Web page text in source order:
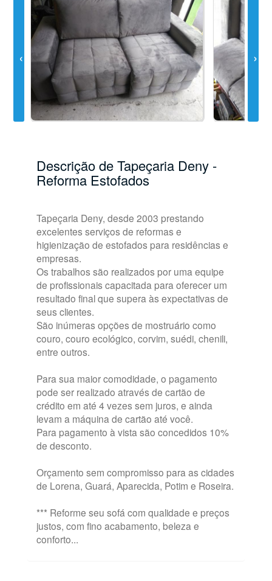
Descrição de Tapeçaria Deny -
Reforma Estofados
Tapeçaria Deny, desde 2003 prestando
excelentes serviços de reformas e
higienização de estofados para residências e
empresas.
Os trabalhos são realizados por uma equipe
de profissionais capacitada para oferecer um
resultado final que supera às expectativas de
seus clientes.
São inúmeras opções de mostruário como
couro, couro ecológico, corvim, suédi, chenili,
entre outros.
Para sua maior comodidade, o pagamento
pode ser realizado através de cartão de
crédito em até 4 vezes sem juros, e ainda
levam a máquina de cartão até você.
Para pagamento à vista são concedidos 10%
de desconto.
Orçamento sem compromisso para as cidades
de Lorena, Guará, Aparecida, Potim e Roseira.
*** Reforme seu sofá com qualidade e preços
justos, com fino acabamento, beleza e
conforto...